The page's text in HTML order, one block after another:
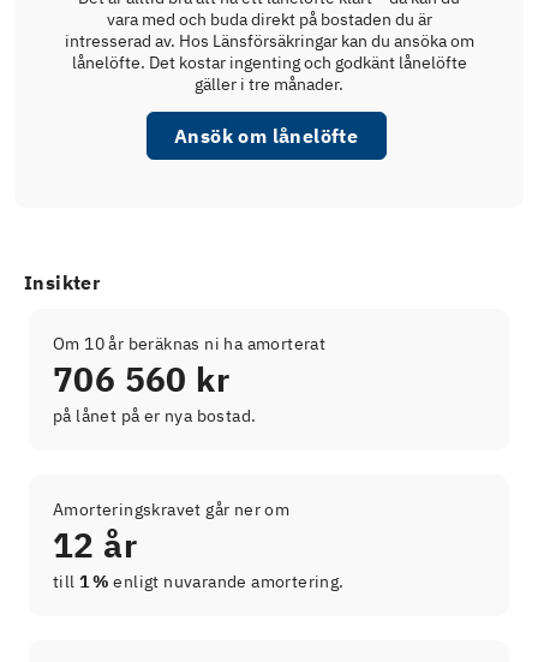
vara med och buda direkt på bostaden du är
intresserad av. Hos Länsförsäkringar kan du ansöka om
lånelöfte. Det kostar ingenting och godkänt lånelöfte
gäller i tre månader.
Ansök om lånelöfte
Insikter
Om 10 år beräknas ni ha amorterat
706 560 kr
på lånet på er nya bostad.
Amorteringskravet går ner om
12 år
till 1 % enligt nuvarande amortering.